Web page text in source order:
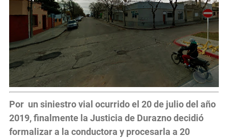
Por un siniestro vial ocurrido el 20 de julio del año
2019, finalmente la Justicia de Durazno decidió
formalizar a la conductora y procesarla a 20